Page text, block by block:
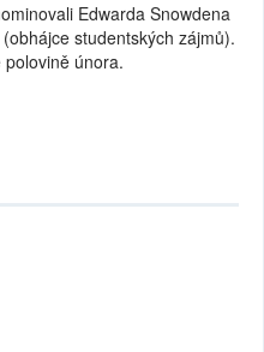
Edwarda Snowdena
studentských zájmů).
února.